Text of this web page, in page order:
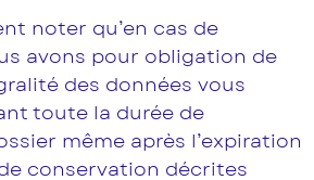
noter qu’en cas de
avons pour obligation de
des données vous
toute la durée de
même après l’expiration
conservation décrites